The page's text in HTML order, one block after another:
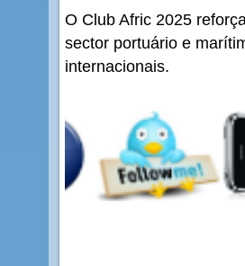
O Club Afric 2025
sector portuário e
internacionais.